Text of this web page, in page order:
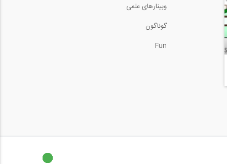
وبینارهای علمی
گوناگون
Fun